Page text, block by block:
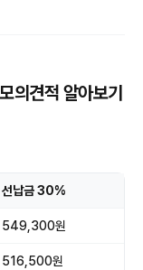
견적 알아보기
선납금 30%
549,300원
516,500원